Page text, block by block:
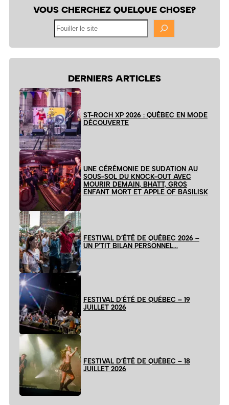
VOUS CHERCHEZ QUELQUE CHOSE?
DERNIERS ARTICLES
ST-ROCH XP 2026 : QUÉBEC EN MODE
DÉCOUVERTE
UNE CÉRÉMONIE DE SUDATION AU
SOUS-SOL DU KNOCK-OUT AVEC
MOURIR DEMAIN, BHATT, GROS
ENFANT MORT ET APPLE OF BASILISK
FESTIVAL D’ÉTÉ DE QUÉBEC 2026 –
UN P’TIT BILAN PERSONNEL…
FESTIVAL D’ÉTÉ DE QUÉBEC – 19
JUILLET 2026
FESTIVAL D’ÉTÉ DE QUÉBEC – 18
JUILLET 2026